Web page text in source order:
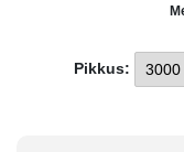
Pikkus: